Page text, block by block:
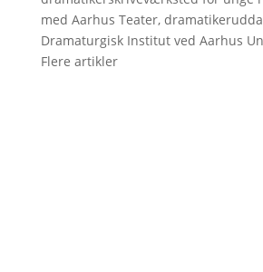
med Aarhus Teater,
Dramaturgisk Institut ved Aarhus
Flere artikler